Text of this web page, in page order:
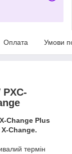
Оплата Умови
Change Plus
X-Change.
термін